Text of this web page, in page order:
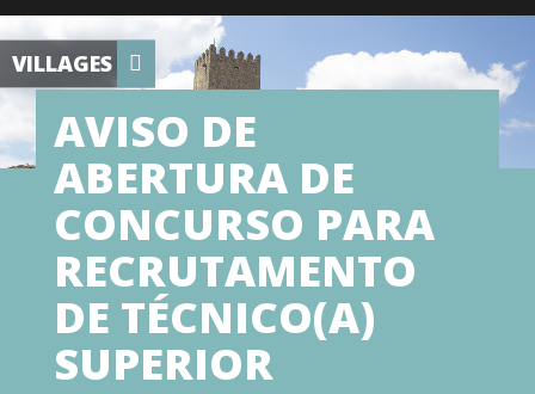
VILLAGES
AVISO DE
ABERTURA DE
CONCURSO PARA
RECRUTAMENTO
DE TÉCNICO(A)
SUPERIOR